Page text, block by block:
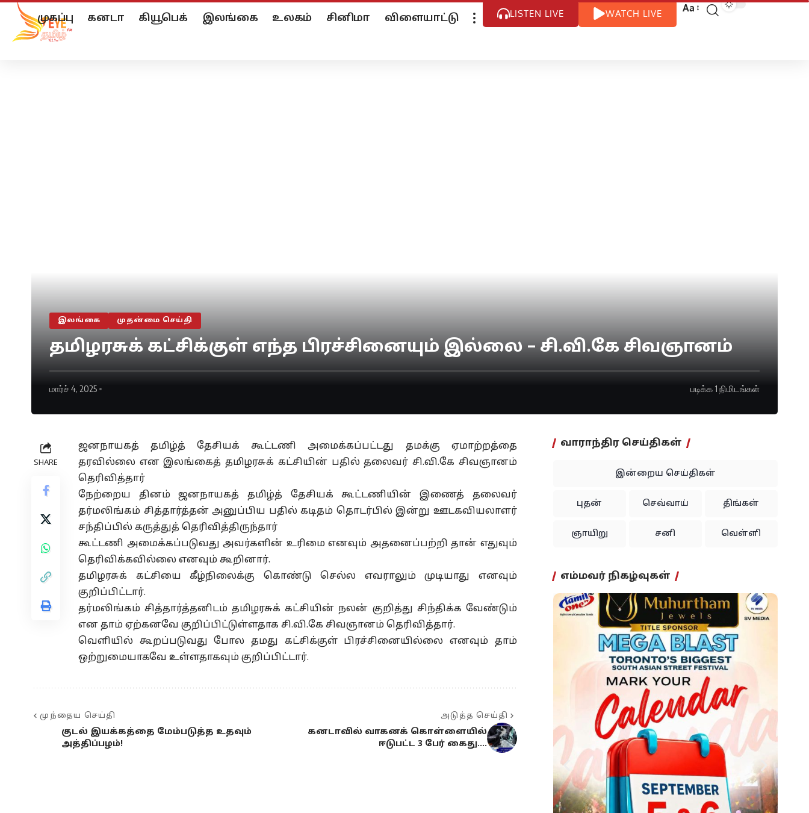
முகப்பு கனடா கியூபெக் இலங்கை உலகம் சினிமா விளையாட்டு LISTEN LIVE WATCH LIVE Aa
இலங்கை முதன்மை செய்தி
தமிழரசுக் கட்சிக்குள் எந்த பிரச்சினையும் இல்லை – சி.வி.கே சிவஞானம்
மார்ச் 4, 2025 படிக்க 1 நிமிடங்கள்
SHARE
ஜனநாயகத் தமிழ்த் தேசியக் கூட்டணி அமைக்கப்பட்டது தமக்கு ஏமாற்றத்தை
தரவில்லை என இலங்கைத் தமிழரசுக் கட்சியின் பதில் தலைவர் சி.வி.கே சிவஞானம்
தெரிவித்தார்
நேற்றைய தினம் ஜனநாயகத் தமிழ்த் தேசியக் கூட்டணியின் இணைத் தலைவர்
தர்மலிங்கம் சித்தார்த்தன் அனுப்பிய பதில் கடிதம் தொடர்பில் இன்று ஊடகவியலாளர்
சந்திப்பில் கருத்துத் தெரிவித்திருந்தார்
கூட்டணி அமைக்கப்படுவது அவர்களின் உரிமை எனவும் அதனைப்பற்றி தான் எதுவும்
தெரிவிக்கவில்லை எனவும் கூறினார்.
தமிழரசுக் கட்சியை கீழ்நிலைக்கு கொண்டு செல்ல எவராலும் முடியாது எனவும்
குறிப்பிட்டார்.
தர்மலிங்கம் சித்தார்த்தனிடம் தமிழரசுக் கட்சியின் நலன் குறித்து சிந்திக்க வேண்டும்
என தாம் ஏற்கனவே குறிப்பிட்டுள்ளதாக சி.வி.கே சிவஞானம் தெரிவித்தார்.
வெளியில் கூறப்படுவது போல தமது கட்சிக்குள் பிரச்சினையில்லை எனவும் தாம்
ஒற்றுமையாகவே உள்ளதாகவும் குறிப்பிட்டார்.
முந்தைய செய்தி
குடல் இயக்கத்தை மேம்படுத்த உதவும்
அத்திப்பழம்!
அடுத்த செய்தி
கனடாவில் வாகனக் கொள்ளையில்
ஈடுபட்ட 3 பேர் கைது….
வாராந்திர செய்திகள்
இன்றைய செய்திகள்
புதன் செவ்வாய் திங்கள்
ஞாயிறு சனி வெள்ளி
எம்மவர் நிகழ்வுகள்